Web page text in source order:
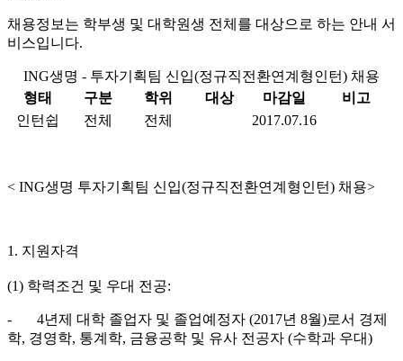
채용정보는 학부생 및 대학원생 전체를 대상으로 하는 안내 서
비스입니다.
ING생명 - 투자기획팀 신입(정규직전환연계형인턴) 채용
형태
구분 학위 대상 마감일
비고
인턴쉽
전체 전체 2017.07.16
< ING생명 투자기획팀 신입(정규직전환연계형인턴) 채용>
1. 지원자격
(1) 학력조건 및 우대 전공:
- 4년제 대학 졸업자 및 졸업예정자 (2017년 8월)로서 경제
학, 경영학, 통계학, 금융공학 및 유사 전공자 (수학과 우대)